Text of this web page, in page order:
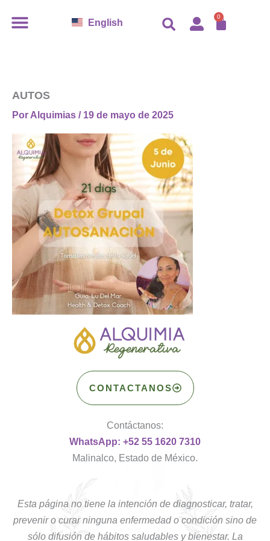
English 0
Carro
AUTOS
Por Alquimias / 19 de mayo de 2025
CONTACTANOS
Contáctanos:
WhatsApp: +52 55 1620 7310
Malinalco, Estado de México.
Esta página no tiene la intención de diagnosticar, tratar,
prevenir o curar ninguna enfermedad o condición sino de
sólo difusión de hábitos saludables y bienestar. La